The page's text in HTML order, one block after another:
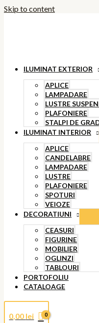
Skip to content
ILUMINAT EXTERIOR
APLICE
LAMPADARE
LUSTRE
PLAFONIERE
STALPI DE
ILUMINAT INTERIOR
APLICE
CANDELABRE
LAMPADARE
LUSTRE
PLAFONIERE
SPOTURI
VEIOZE
DECORATIUNI
CEASURI
FIGURINE
MOBILIER
OGLINZI
TABLOURI
PORTOFOLIU
CATALOAGE
0,00 lei